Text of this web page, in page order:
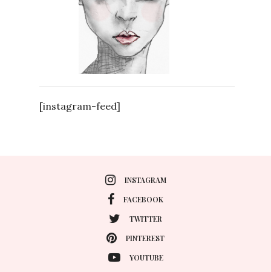
[instagram-feed]
INSTAGRAM
FACEBOOK
TWITTER
PINTEREST
YOUTUBE